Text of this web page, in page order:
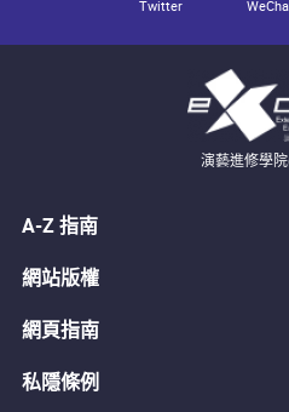
Twitter
演藝進修學
A-Z 指南
網站版權
網頁指南
私隱條例